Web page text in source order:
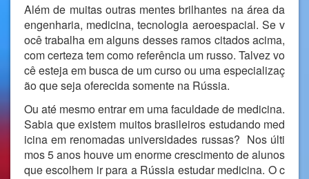
Além de muitas outras mentes brilhantes na área da
engenharia, medicina, tecnologia aeroespacial. Se v
ocê trabalha em alguns desses ramos citados acima,
com certeza tem como referência um russo. Talvez vo
cê esteja em busca de um curso ou uma especializaç
ão que seja oferecida somente na Rússia.
Ou até mesmo entrar em uma faculdade de medicina.
Sabia que existem muitos brasileiros estudando med
icina em renomadas universidades russas? Nos últi
mos 5 anos houve um enorme crescimento de alunos
que escolhem ir para a Rússia estudar medicina. O c